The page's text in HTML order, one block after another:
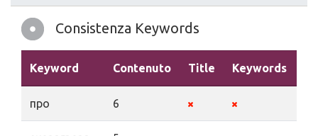
Consistenza Keywords
Keyword Contenuto Title Keywords
про 6